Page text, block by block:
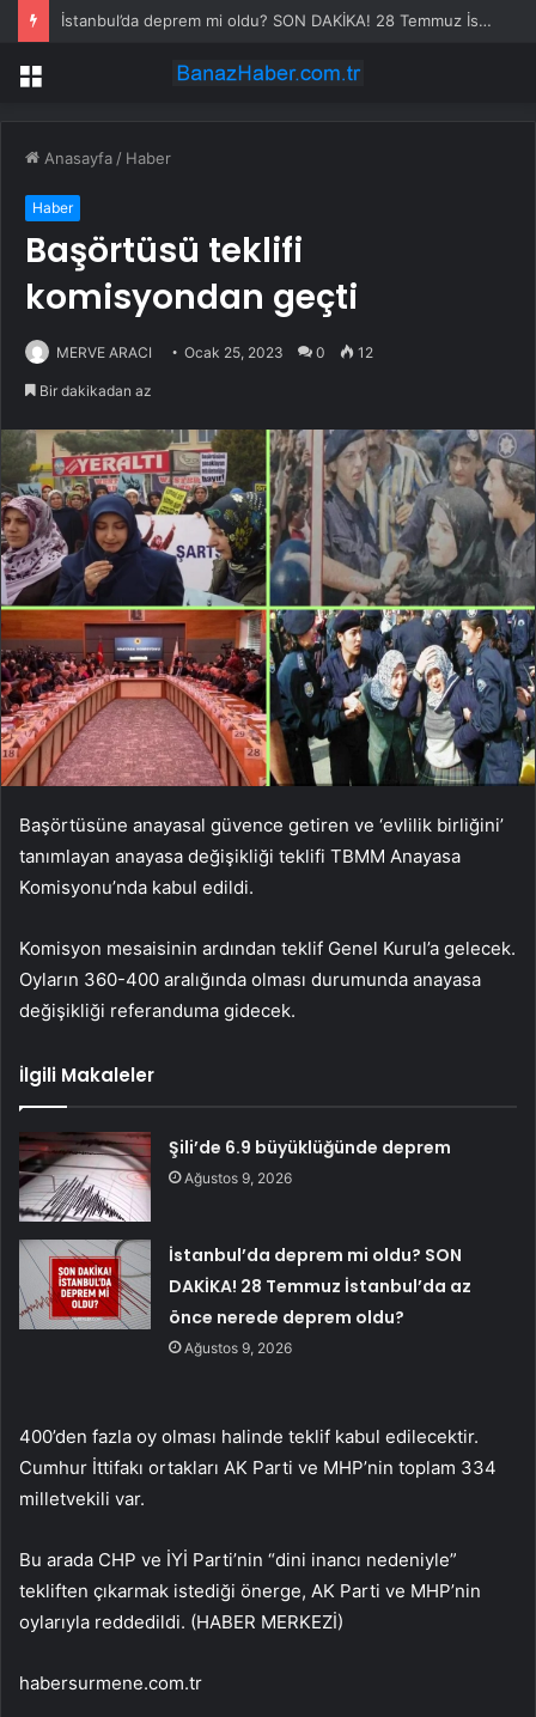
İstanbul’da deprem mi oldu? SON DAKİKA! 28 Temmuz İstanbul’da az önce nerede deprem oldu?
Menü
Anasayfa / Haber
Haber
Başörtüsü teklifi
komisyondan geçti
MERVE ARACI Ocak 25, 2023 0 12
Bir dakikadan az
Başörtüsüne anayasal güvence getiren ve ‘evlilik birliğini’
tanımlayan anayasa değişikliği teklifi TBMM Anayasa
Komisyonu’nda kabul edildi.
Komisyon mesaisinin ardından teklif Genel Kurul’a gelecek.
Oyların 360-400 aralığında olması durumunda anayasa
değişikliği referanduma gidecek.
İlgili Makaleler
Şili’de 6.9 büyüklüğünde deprem
Ağustos 9, 2026
İstanbul’da deprem mi oldu? SON
DAKİKA! 28 Temmuz İstanbul’da az
önce nerede deprem oldu?
Ağustos 9, 2026
400’den fazla oy olması halinde teklif kabul edilecektir.
Cumhur İttifakı ortakları AK Parti ve MHP’nin toplam 334
milletvekili var.
Bu arada CHP ve İYİ Parti’nin “dini inancı nedeniyle”
tekliften çıkarmak istediği önerge, AK Parti ve MHP’nin
oylarıyla reddedildi. (HABER MERKEZİ)
habersurmene.com.tr